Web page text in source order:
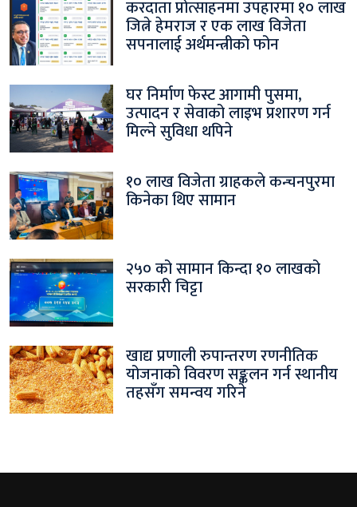
करदाता प्रोत्साहनमा उपहारमा १० लाख
जित्ने हेमराज र एक लाख विजेता
सपनालाई अर्थमन्त्रीको फोन
घर निर्माण फेस्ट आगामी पुसमा,
उत्पादन र सेवाको लाइभ प्रशारण गर्न
मिल्ने सुविधा थपिने
१० लाख विजेता ग्राहकले कन्चनपुरमा
किनेका थिए सामान
२५० को सामान किन्दा १० लाखको
सरकारी चिट्टा
खाद्य प्रणाली रुपान्तरण रणनीतिक
योजनाको विवरण सङ्कलन गर्न स्थानीय
तहसँग समन्वय गरिने